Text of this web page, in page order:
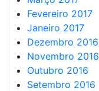
Fevereiro 2017
Janeiro 2017
Dezembro 2016
Novembro 2016
Outubro 2016
Setembro 2016